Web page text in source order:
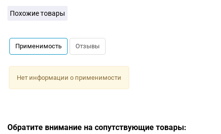
Похожие товары
Применимость Отзывы
Нет информации о применимости
Обратите внимание на сопутствующие товары: